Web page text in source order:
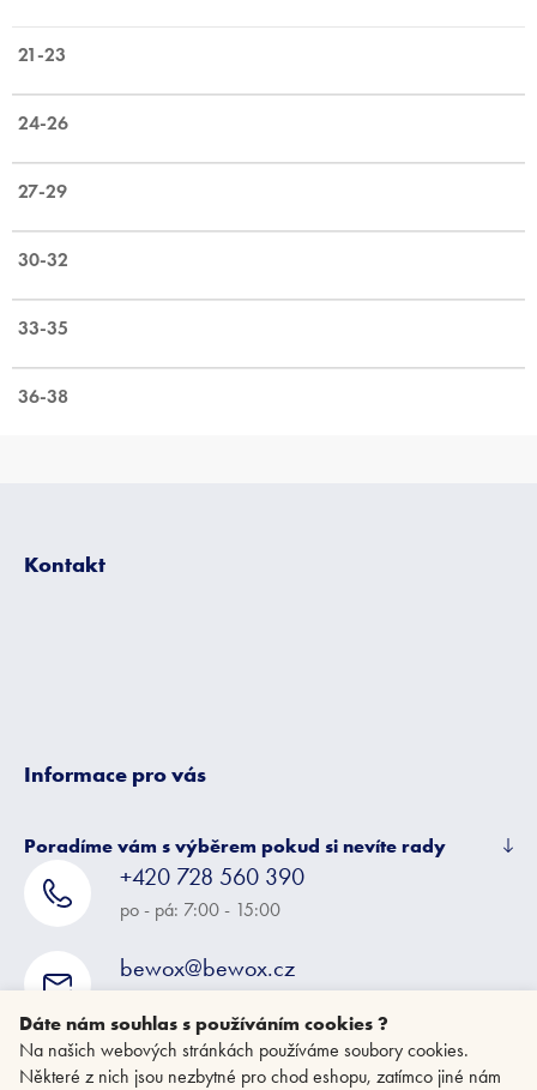
Dáte nám souhlas s používáním cookies ?
Na našich webových stránkách používáme soubory cookies.
Některé z nich jsou nezbytné pro chod eshopu, zatímco jiné nám
21-23
24-26
27-29
30-32
33-35
36-38
Kontakt
Informace pro vás
Poradíme vám s výběrem pokud si nevíte rady
+420 728 560 390
po - pá: 7:00 - 15:00
bewox@bewox.cz